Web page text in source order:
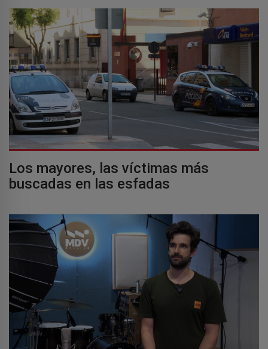
Los mayores, las víctimas más
buscadas en las esfadas